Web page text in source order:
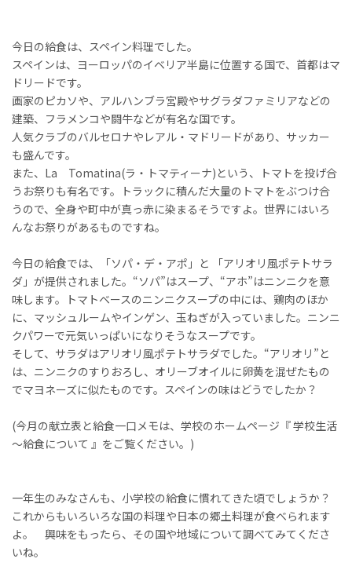
今日の給食は、スペイン料理でした。
スペインは、ヨーロッパのイベリア半島に位置する国で、首都はマ
ドリードです。
画家のピカソや、アルハンブラ宮殿やサグラダファミリアなどの
建築、フラメンコや闘牛などが有名な国です。
人気クラブのバルセロナやレアル・マドリードがあり、サッカー
も盛んです。
また、La Tomatina(ラ・トマティーナ)という、トマトを投げ合
うお祭りも有名です。トラックに積んだ大量のトマトをぶつけ合
うので、全身や町中が真っ赤に染まるそうですよ。世界にはいろ
んなお祭りがあるものですね。
今日の給食では、「ソパ・デ・アポ」と 「アリオリ風ポテトサラ
ダ」が提供されました。“ソパ”はスープ、“アホ”はニンニクを意
味します。トマトベースのニンニクスープの中には、鶏肉のほか
に、マッシュルームやインゲン、玉ねぎが入っていました。ニンニ
クパワーで元気いっぱいになりそうなスープです。
そして、サラダはアリオリ風ポテトサラダでした。“アリオリ”と
は、ニンニクのすりおろし、オリーブオイルに卵黄を混ぜたもの
でマヨネーズに似たものです。スペインの味はどうでしたか？
(今月の献立表と給食一口メモは、学校のホームページ『 学校生活
～給食について 』をご覧ください。)
一年生のみなさんも、小学校の給食に慣れてきた頃でしょうか？
これからもいろいろな国の料理や日本の郷土料理が食べられます
よ。 興味をもったら、その国や地域について調べてみてくださ
いね。